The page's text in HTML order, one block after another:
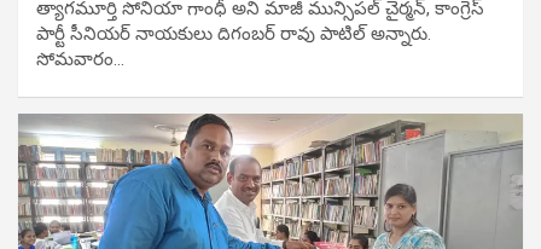
త్యాగమూర్తి సోనియా గాంధీ అని మాజీ మున్సిప‌ల్ చైర్మ‌న్, కాంగ్రెస్
పార్టీ సీనియ‌ర్ నాయ‌కులు దిగంబ‌ర్ రావు పాటిల్ అన్నారు.
సోమవారం…